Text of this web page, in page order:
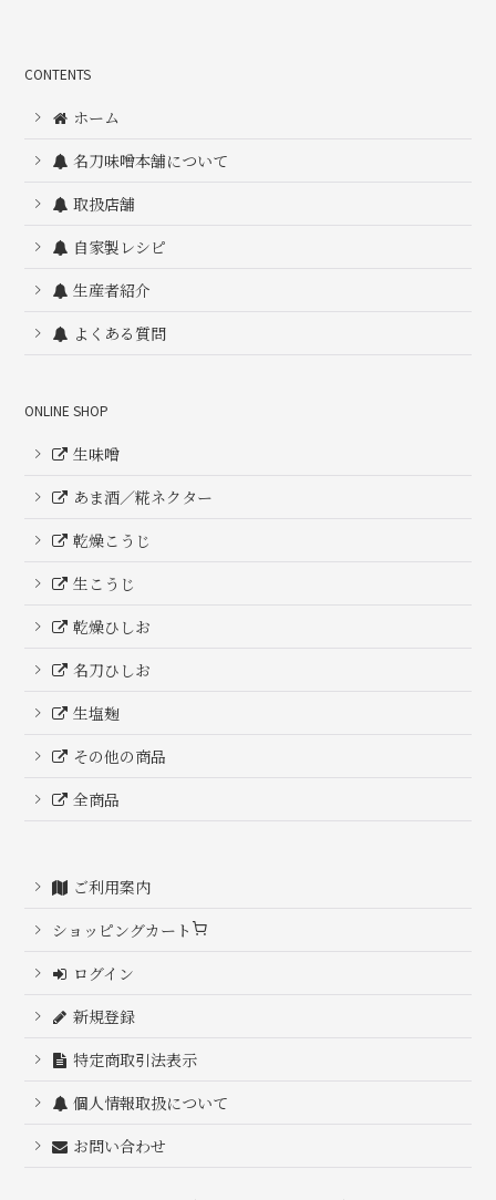
CONTENTS
ホーム
名刀味噌本舗について
取扱店舗
自家製レシピ
生産者紹介
よくある質問
ONLINE SHOP
生味噌
あま酒／糀ネクター
乾燥こうじ
生こうじ
乾燥ひしお
名刀ひしお
生塩麹
その他の商品
全商品
ご利用案内
ショッピングカート
ログイン
新規登録
特定商取引法表示
個人情報取扱について
お問い合わせ